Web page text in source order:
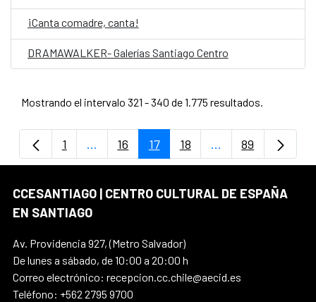
¡Canta comadre, canta!
DRAMAWALKER- Galerías Santiago Centro
Mostrando el intervalo 321 - 340 de 1.775 resultados.
Página
1 ...Páginas intermedias Use TAB para
Página
16 Página
17 Página
18 ...PáginasPágina
89
CCESANTIAGO | CENTRO CULTURAL DE ESPAÑA
EN SANTIAGO
Av. Providencia 927, (Metro Salvador)
De lunes a sábado, de 10:00 a 20:00 h
Correo electrónico: recepcion.cc.chile@aecid.es
Teléfono: +562 2795 9700